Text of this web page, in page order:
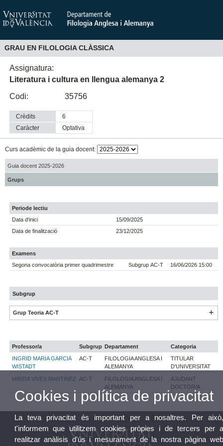
GRAU EN FILOLOGIA CLÀSSICA
Assignatura:
Literatura i cultura en llengua alemanya 2
Codi:
35756
Crèdits
6
Caràcter
optativa
Curs acadèmic de la guia docent:
Guia docent 2025-2026
Grups
Periode lectiu
Data d'inici
15/09/2025
Data de finalització
23/12/2025
Examens
Segona convocatòria primer quadrimestre
Subgrup AC-T 16/06/2026 15:00
Subgrup
Grup Teoria AC-T
Professor/a Subgrup Departament
Categoria
INGRID MARIA GARCIA
WISTADT
AC-T
FILOLOGIA ANGLESA I
ALEMANYA
TITULAR
D'UNIVERSITAT
MIREIA VIVES MARTINEZ AC-T
FILOLOGIA ANGLESA I
ALEMANYA
AJUDANT
DOCTOR/A
Cookies i política de privacitat
La teva privacitat és important per a nosaltres. Per
t'informem que utilitzem cookies pròpies i de tercers per
realitzar anàlisis d'ús i mesurament de la nostra pàgina